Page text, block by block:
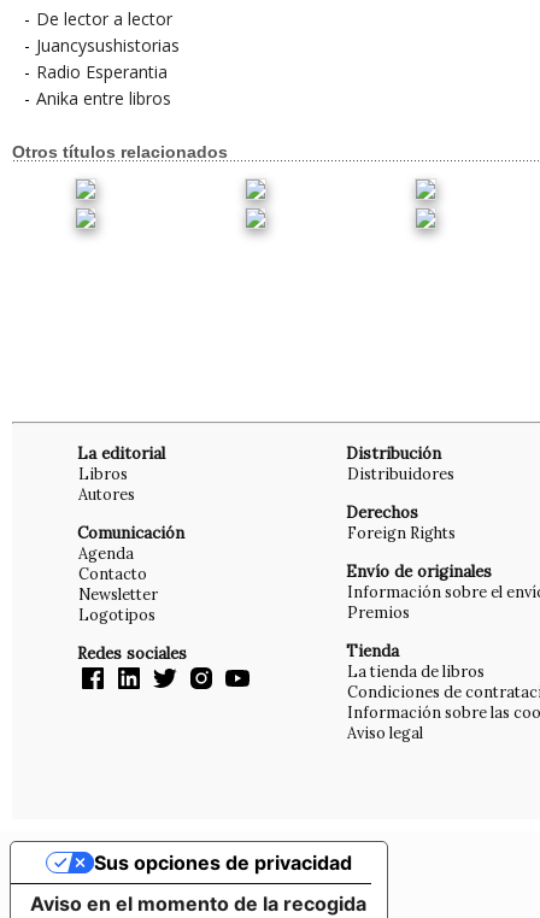
- De lector a lector
- Juancysushistorias
- Radio Esperantia
- Anika entre libros
Otros títulos relacionados
La editorial
Libros
Autores
Comunicación
Agenda
Contacto
Newsletter
Logotipos
Redes sociales
Distribución
Distribuidores
Derechos
Foreign Rights
Envío de originales
Información sobre el
Premios
Tienda
La tienda de libros
Condiciones de
Información sobre las
Aviso legal
Aviso en el momento de la recogida
Sus opciones de privacidad